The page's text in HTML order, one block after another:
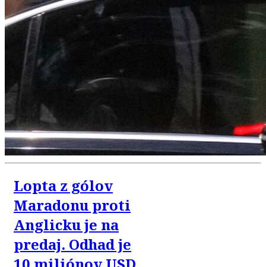
Lopta z gólov
Maradonu proti
Anglicku je na
predaj. Odhad je